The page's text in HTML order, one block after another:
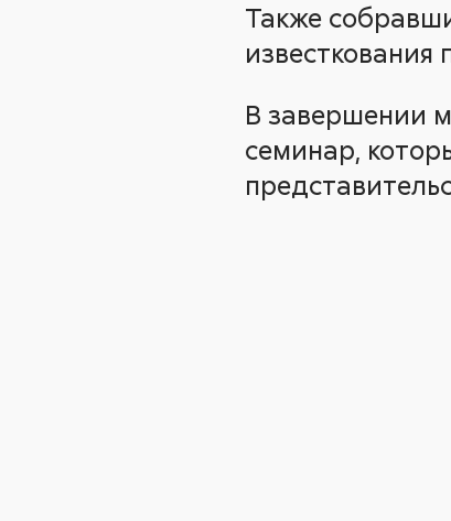
Также
известкования
В завершении
семинар,